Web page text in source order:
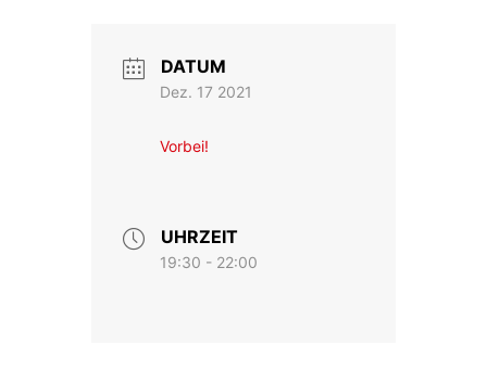
DATUM
Dez. 17 2021
Vorbei!
UHRZEIT
19:30 - 22:00